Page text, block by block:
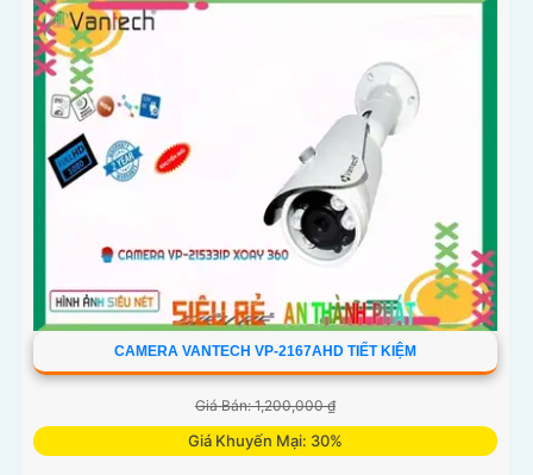
CAMERA VANTECH VP-2167AHD TIẾT KIỆM
Giá Bán: 1,200,000 ₫
Giá Khuyến Mại: 30%